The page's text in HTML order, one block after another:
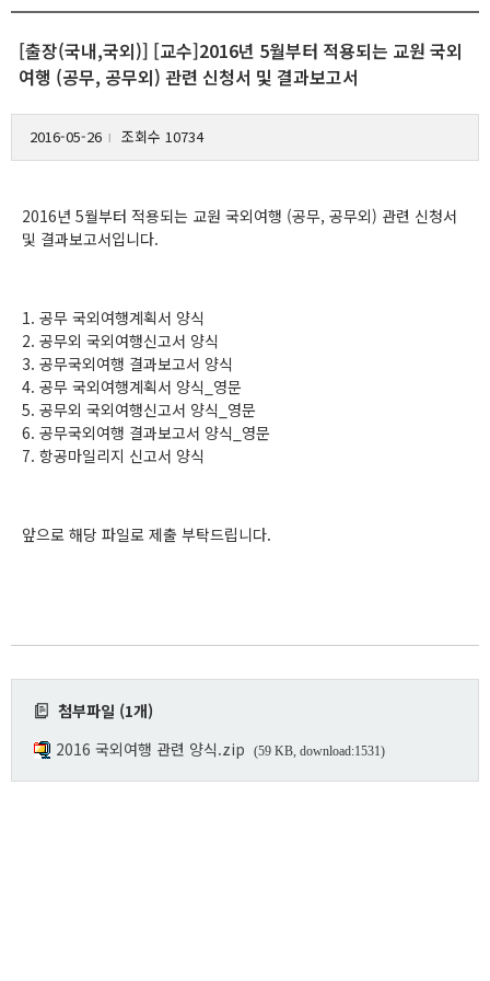
[출장(국내,국외)] [교수]2016년 5월부터 적용되는 교원 국외
여행 (공무, 공무외) 관련 신청서 및 결과보고서
2016-05-26 l 조회수 10734
2016년 5월부터 적용되는 교원 국외여행 (공무, 공무외) 관련 신청서
및 결과보고서입니다.
1. 공무 국외여행계획서 양식
2. 공무외 국외여행신고서 양식
3. 공무국외여행 결과보고서 양식
4. 공무 국외여행계획서 양식_영문
5. 공무외 국외여행신고서 양식_영문
6. 공무국외여행 결과보고서 양식_영문
7. 항공마일리지 신고서 양식
앞으로 해당 파일로 제출 부탁드립니다.
첨부파일 (1개)
2016 국외여행 관련 양식.zip
(59 KB, download:1531)